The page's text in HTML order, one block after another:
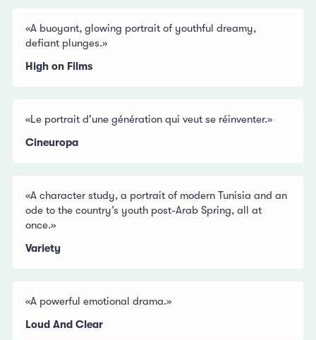
«A buoyant, glowing portrait of youthful dreamy,
defiant plunges.»
High on Films
«Le portrait d'une génération qui veut se réinventer.»
Cineuropa
«A character study, a portrait of modern Tunisia and an
ode to the country’s youth post-Arab Spring, all at
once.»
Variety
«A powerful emotional drama.»
Loud And Clear